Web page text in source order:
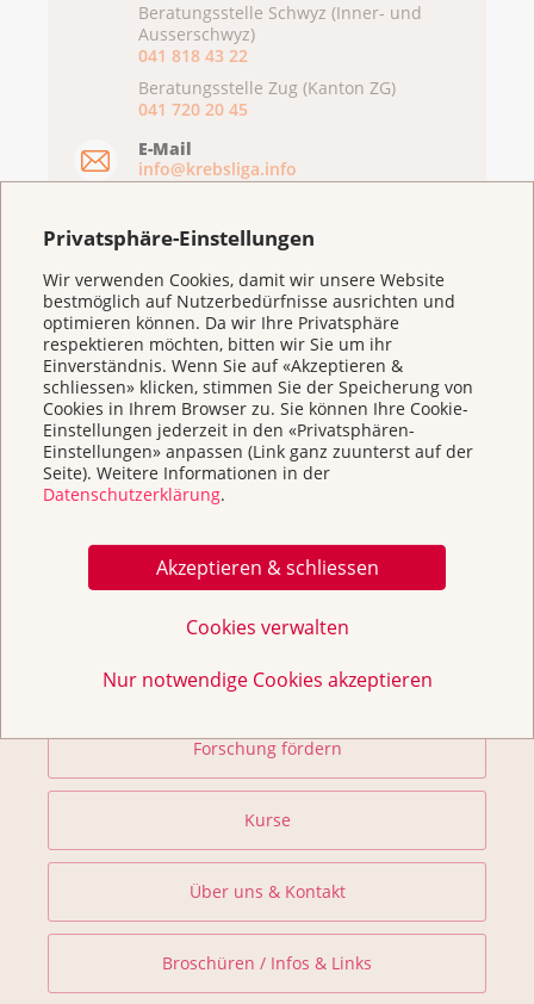
Privatsphäre-Einstellungen
Wir verwenden Cookies, damit wir unsere Website
bestmöglich auf Nutzerbedürfnisse ausrichten und
optimieren können. Da wir Ihre Privatsphäre
respektieren möchten, bitten wir Sie um ihr
Einverständnis. Wenn Sie auf «Akzeptieren &
schliessen» klicken, stimmen Sie der Speicherung von
Cookies in Ihrem Browser zu. Sie können Ihre Cookie-
Einstellungen jederzeit in den «Privatsphären-
Einstellungen» anpassen (Link ganz zuunterst auf der
Seite). Weitere Informationen in der
Datenschutzerklärung.
Akzeptieren & schliessen
Cookies verwalten
Nur notwendige Cookies akzeptieren
Beratungsstelle Schwyz (Inner- und
Ausserschwyz)
041 818 43 22
Beratungsstelle Zug (Kanton ZG)
041 720 20 45
E-Mail
info@krebsliga.info
Weitere Themen
Prävention und Früherkennung
Forschung fördern
Kurse
Über uns & Kontakt
Broschüren / Infos & Links